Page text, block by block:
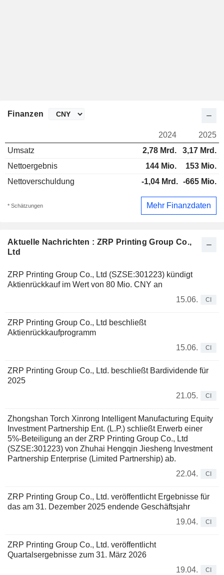
Aktuelle Nachrichten : ZRP Printing Group Co.,
Ltd
ZRP Printing Group Co., Ltd (SZSE:301223) kündigt
Aktienrückkauf im Wert von 80 Mio. CNY an
15.06.
CI
ZRP Printing Group Co., Ltd beschließt
Aktienrückkaufprogramm
15.06.
CI
ZRP Printing Group Co., Ltd. beschließt Bardividende für
2025
21.05.
CI
Zhongshan Torch Xinrong Intelligent Manufacturing Equity
Investment Partnership Ent. (L.P.) schließt Erwerb einer
5%-Beteiligung an der ZRP Printing Group Co., Ltd
(SZSE:301223) von Zhuhai Hengqin Jiesheng Investment
Partnership Enterprise (Limited Partnership) ab.
22.04.
CI
ZRP Printing Group Co., Ltd. veröffentlicht Ergebnisse für
das am 31. Dezember 2025 endende Geschäftsjahr
19.04.
CI
ZRP Printing Group Co., Ltd. veröffentlicht
Quartalsergebnisse zum 31. März 2026
19.04.
CI
Finanzen
2024
2025
Umsatz
2,78 Mrd.
3,17 Mrd.
Nettoergebnis
144 Mio.
153 Mio.
Nettoverschuldung
-1,04 Mrd. -665 Mio.
* Schätzungen Mehr Finanzdaten